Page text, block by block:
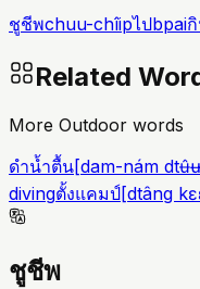
ชูชีพchuu-chîipไปbpai
Related
More Outdoor words
ดำน้ำตื้น[dam-nám
divingตั้งแคมป์[dtâng
ชูชีพ